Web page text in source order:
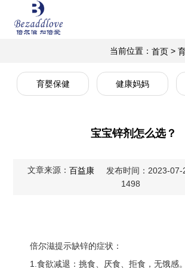
当前位置： 首页>
育婴保健 健康妈妈
宝宝锌剂怎么选？
文章来源： 百益康 发布时间：2023-07-
1498
倍尔滋提示缺锌的症状：
1.食欲减退：挑食、厌食、拒食，无饿感。